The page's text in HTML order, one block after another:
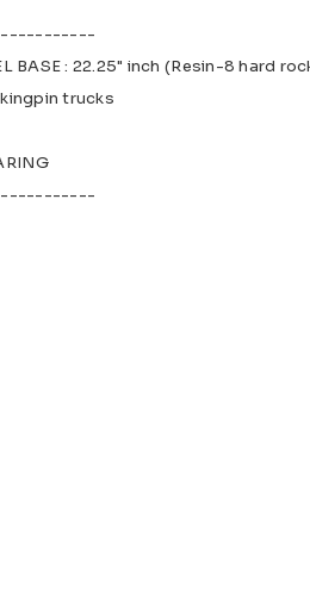
BASE : 22.25" inch (Resin-8 hard
kingpin trucks